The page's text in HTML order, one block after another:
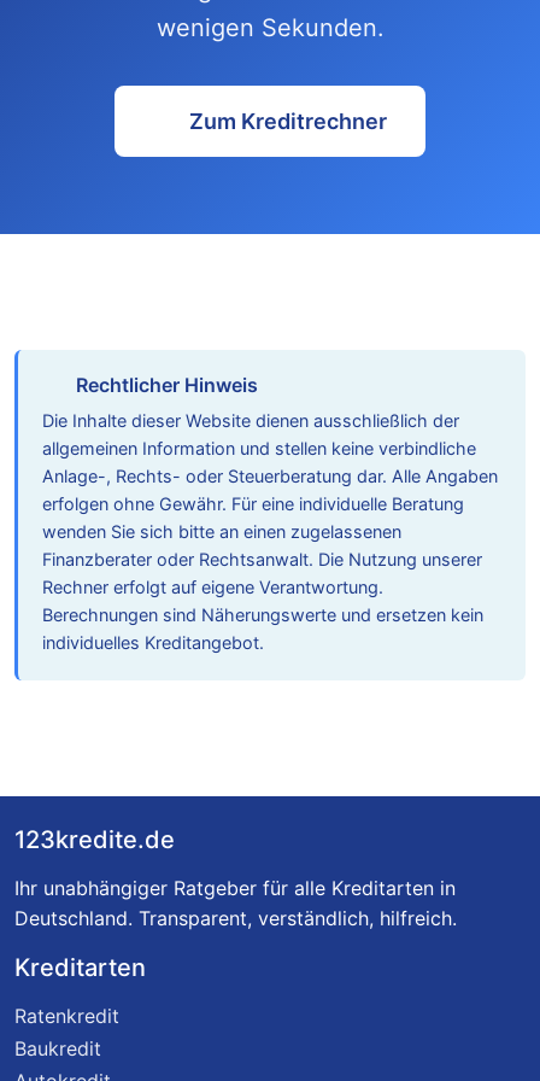
wenigen Sekunden.
Zum Kreditrechner
Rechtlicher Hinweis
Die Inhalte dieser Website dienen ausschließlich der
allgemeinen Information und stellen keine verbindliche
Anlage-, Rechts- oder Steuerberatung dar. Alle Angaben
erfolgen ohne Gewähr. Für eine individuelle Beratung
wenden Sie sich bitte an einen zugelassenen
Finanzberater oder Rechtsanwalt. Die Nutzung unserer
Rechner erfolgt auf eigene Verantwortung.
Berechnungen sind Näherungswerte und ersetzen kein
individuelles Kreditangebot.
123kredite.de
Ihr unabhängiger Ratgeber für alle Kreditarten in
Deutschland. Transparent, verständlich, hilfreich.
Kreditarten
Ratenkredit
Baukredit